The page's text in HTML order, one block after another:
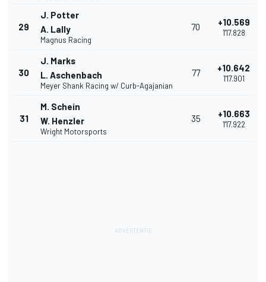
29
J. Potter
A. Lally
Magnus Racing
70 +10.569
1'17.828
30
J. Marks
L. Aschenbach
Meyer Shank Racing w/ Curb-Agajanian
77 +10.642
1'17.901
31
M. Schein
W. Henzler
Wright Motorsports
35 +10.663
1'17.922